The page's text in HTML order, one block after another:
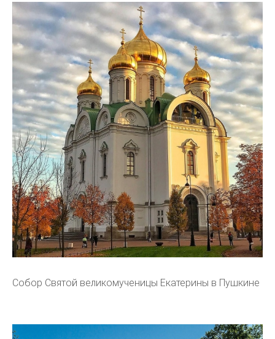
Собор Святой великомученицы Екатерины в Пушкине